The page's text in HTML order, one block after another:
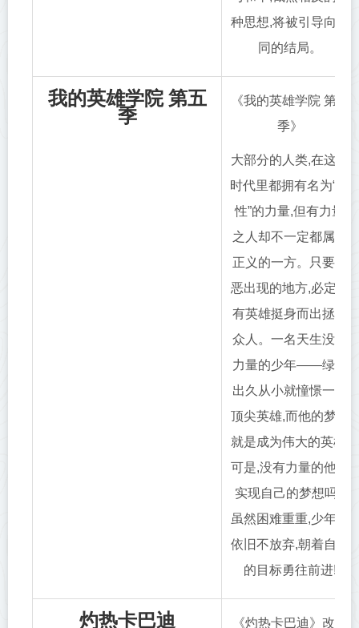
种思想,将被引导向共
同的结局。
我的英雄学院 第五
季
《我的英雄学院 第五
季》
大部分的人类,在这个
时代里都拥有名为“个
性”的力量,但有力量
之人却不一定都属于
正义的一方。只要邪
恶出现的地方,必定会
有英雄挺身而出拯救
众人。一名天生没有
力量的少年——绿谷
出久从小就憧憬一位
顶尖英雄,而他的梦想
就是成为伟大的英雄,
可是,没有力量的他能
实现自己的梦想吗?
虽然困难重重,少年却
依旧不放弃,朝着自己
的目标勇往前进!
灼热卡巴迪 《灼热卡巴迪》改编